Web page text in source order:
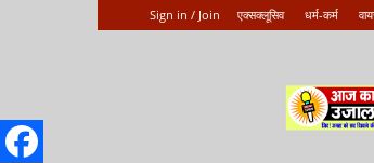
Sign in / Join एक्सक्लूसिव धर्म-कर्म
ka
ujala